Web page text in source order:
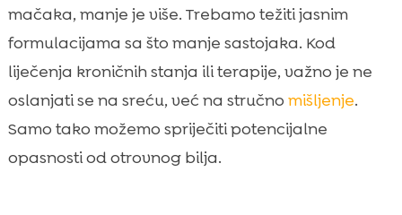
mačaka, manje je više. Trebamo težiti jasnim
formulacijama sa što manje sastojaka. Kod
liječenja kroničnih stanja ili terapije, važno je ne
oslanjati se na sreću, već na stručno mišljenje.
Samo tako možemo spriječiti potencijalne
opasnosti od otrovnog bilja.